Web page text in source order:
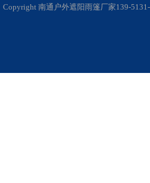
Copyright 南通户外遮阳雨篷厂家139-